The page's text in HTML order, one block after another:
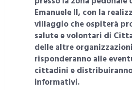
Emanuele II, con la
villaggio che ospiterà
salute e volontari di
delle altre
risponderanno alle
cittadini e
informativi.